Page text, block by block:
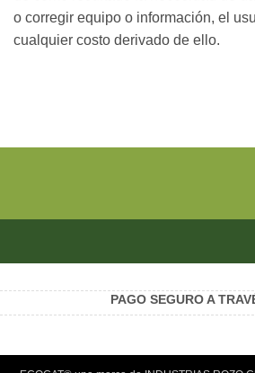
o corregir equipo o información, el
cualquier costo derivado de ello.
PAGO SEGURO A